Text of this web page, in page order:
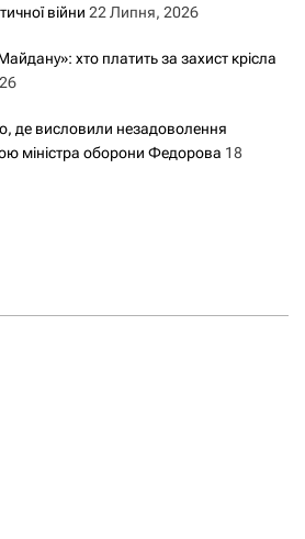
війни 22 Липня, 2026
хто платить за захист крісла
де висловили незадоволення
міністра оборони Федорова 18